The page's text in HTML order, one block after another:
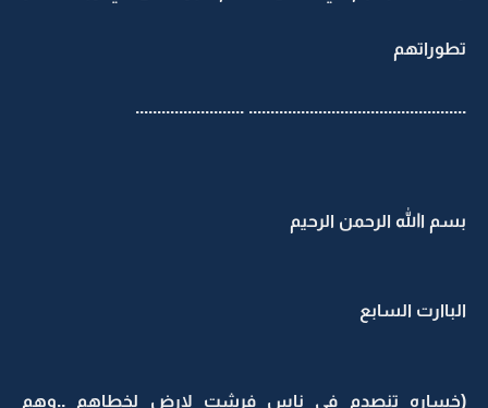
تطوراتهم
.................................................. .........................
بسم االله الرحمن الرحيم
الباارت السابع
(خساره تنصدم في ناس فرشت لارض لخطاهم ..وهم